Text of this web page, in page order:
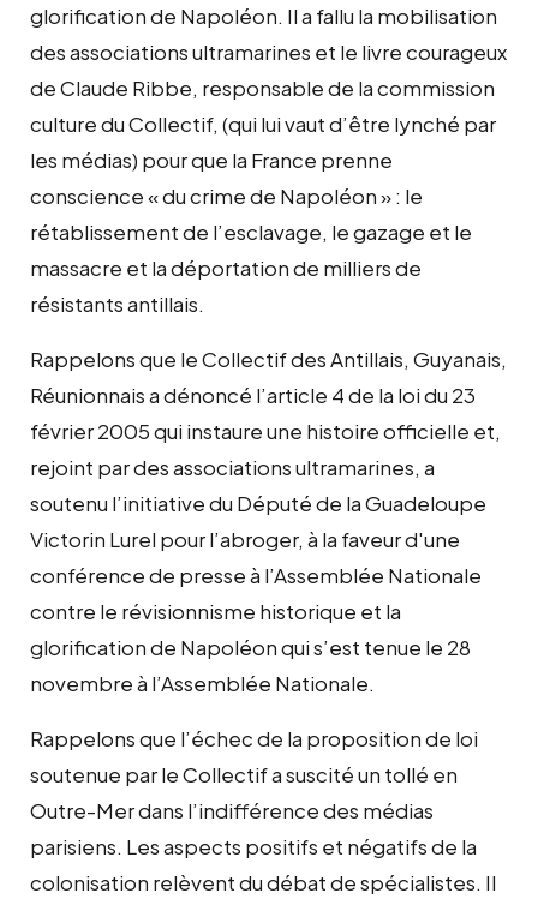
glorification de Napoléon. Il a fallu la mobilisation
des associations ultramarines et le livre courageux
de Claude Ribbe, responsable de la commission
culture du Collectif, (qui lui vaut d’être lynché par
les médias) pour que la France prenne
conscience « du crime de Napoléon » : le
rétablissement de l’esclavage, le gazage et le
massacre et la déportation de milliers de
résistants antillais.
Rappelons que le Collectif des Antillais, Guyanais,
Réunionnais a dénoncé l’article 4 de la loi du 23
février 2005 qui instaure une histoire officielle et,
rejoint par des associations ultramarines, a
soutenu l’initiative du Député de la Guadeloupe
Victorin Lurel pour l’abroger, à la faveur d'une
conférence de presse à l’Assemblée Nationale
contre le révisionnisme historique et la
glorification de Napoléon qui s’est tenue le 28
novembre à l’Assemblée Nationale.
Rappelons que l’échec de la proposition de loi
soutenue par le Collectif a suscité un tollé en
Outre-Mer dans l’indifférence des médias
parisiens. Les aspects positifs et négatifs de la
colonisation relèvent du débat de spécialistes. Il